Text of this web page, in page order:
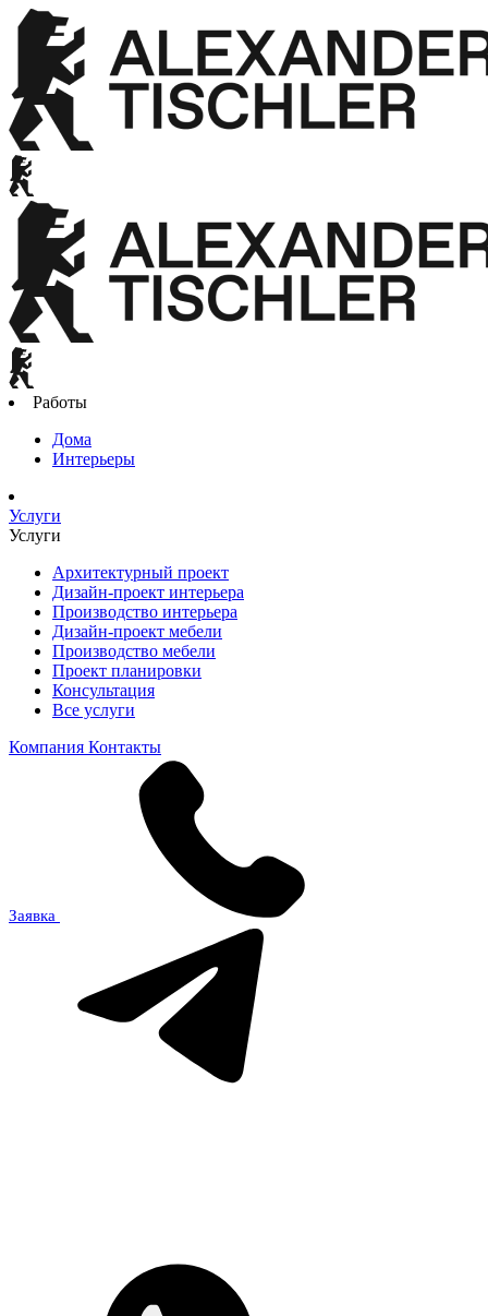
Работы
Дома
Интерьеры
Услуги
Услуги
Архитектурный проект
Дизайн-проект интерьера
Производство интерьера
Дизайн-проект мебели
Производство мебели
Проект планировки
Консультация
Все услуги
Компания Контакты
Заявка